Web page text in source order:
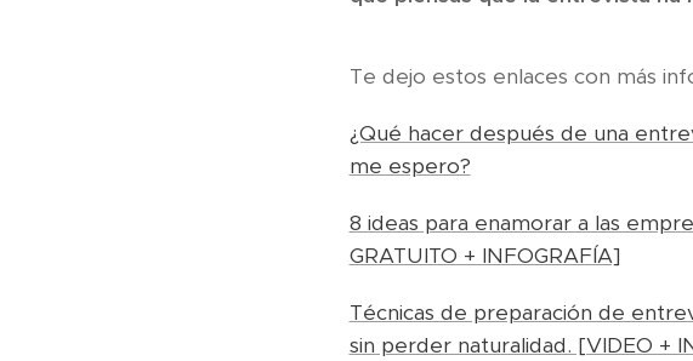
Te dejo estos enlaces con más
¿Qué hacer después de una
me espero?
8 ideas para enamorar a las
GRATUITO + INFOGRAFÍA]
Técnicas de preparación de
sin perder naturalidad. [VIDEO +